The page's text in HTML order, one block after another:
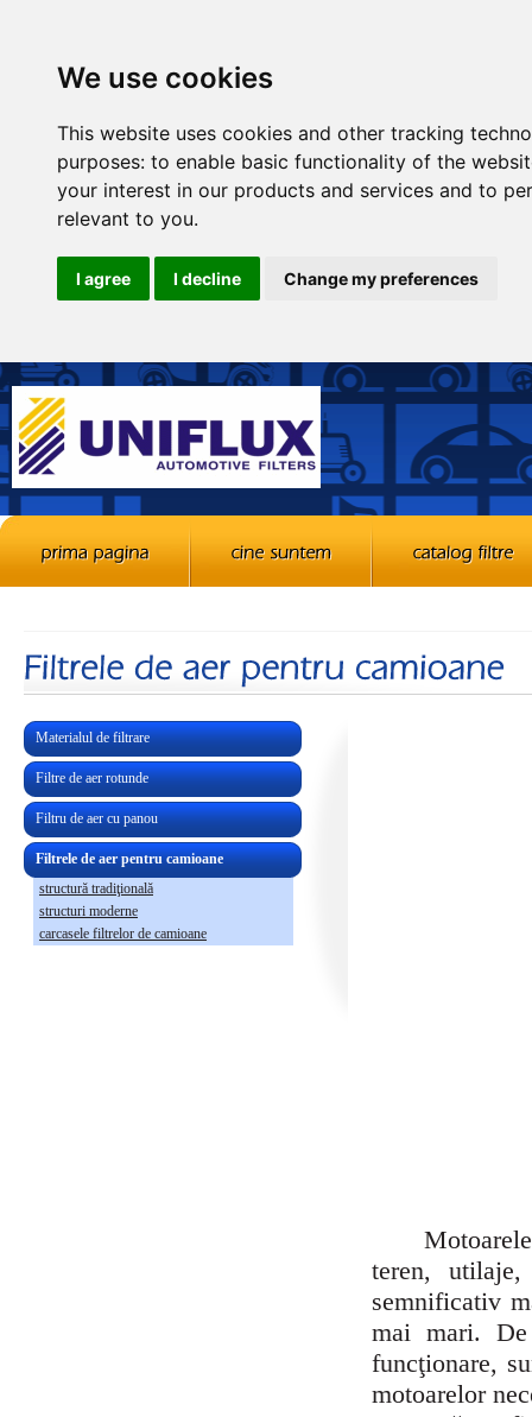
We use cookies
This website uses cookies and other tracking
purposes: to enable basic functionality of the
your interest in our products and services and to
relevant to you.
I agree I decline Change my preferences
Materialul de filtrare
Filtre de aer rotunde
Filtru de aer cu panou
Filtrele de aer pentru camioane
structură tradiţională
structuri moderne
carcasele filtrelor de camioane
Motoarele
teren,
semnificativ
mai mari.
funcţionare,
motoarelor